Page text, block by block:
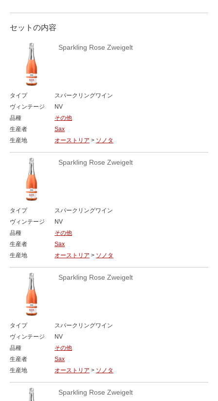
セットの内容
Sparkling Rose Zweigelt
タイプ
スパークリングワイン
ヴィンテージ
NV
品種
その他
生産者
Sax
生産地
オーストリア > ソノタ
Sparkling Rose Zweigelt
タイプ
スパークリングワイン
ヴィンテージ
NV
品種
その他
生産者
Sax
生産地
オーストリア > ソノタ
Sparkling Rose Zweigelt
タイプ
スパークリングワイン
ヴィンテージ
NV
品種
その他
生産者
Sax
生産地
オーストリア > ソノタ
Sparkling Rose Zweigelt